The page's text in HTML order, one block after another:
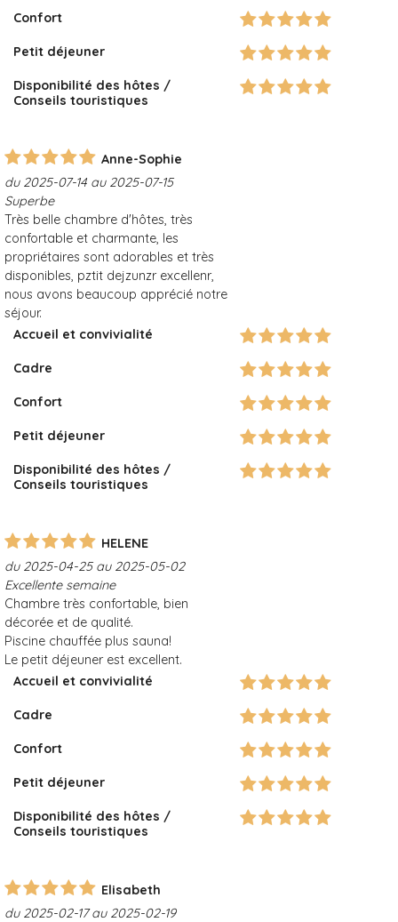
Confort
Petit déjeuner
Disponibilité des hôtes /
Conseils touristiques
Anne-Sophie
du 2025-07-14 au 2025-07-15
Superbe
Très belle chambre d'hôtes, très
confortable et charmante, les
propriétaires sont adorables et très
disponibles, pztit dejzunzr excellenr,
nous avons beaucoup apprécié notre
séjour.
Accueil et convivialité
Cadre
Confort
Petit déjeuner
Disponibilité des hôtes /
Conseils touristiques
HELENE
du 2025-04-25 au 2025-05-02
Excellente semaine
Chambre très confortable, bien
décorée et de qualité.
Piscine chauffée plus sauna!
Le petit déjeuner est excellent.
Accueil et convivialité
Cadre
Confort
Petit déjeuner
Disponibilité des hôtes /
Conseils touristiques
Elisabeth
du 2025-02-17 au 2025-02-19